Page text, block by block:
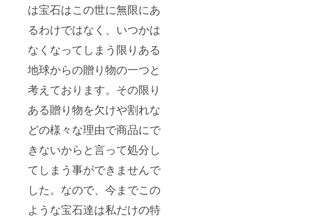
は宝石はこの世に無限にあ
るわけではなく、いつかは
なくなってしまう限りある
地球からの贈り物の一つと
考えております。その限り
ある贈り物を欠けや割れな
どの様々な理由で商品にで
きないからと言って処分し
てしまう事ができませんで
した。なので、今までこの
ような宝石達は私だけの特